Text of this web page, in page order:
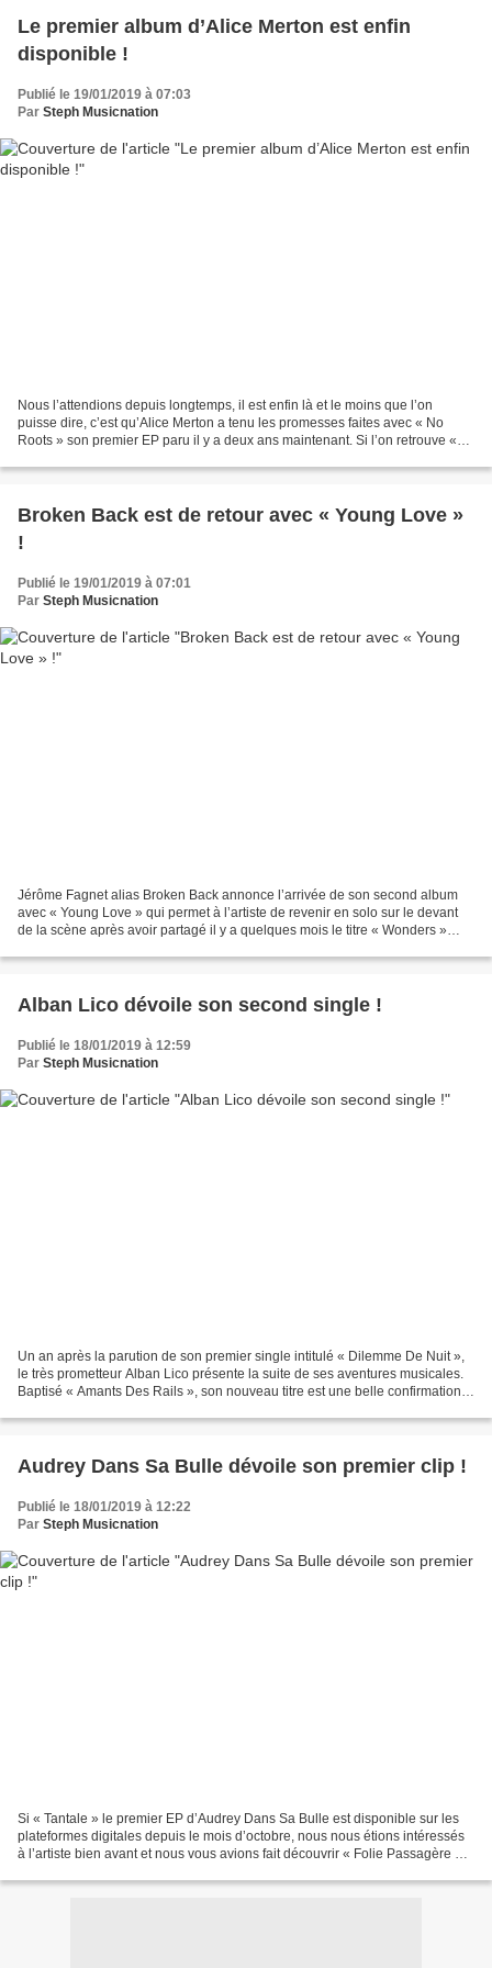
Le premier album d’Alice Merton est enfin
disponible !
Publié le 19/01/2019 à 07:03
Par Steph Musicnation
Nous l’attendions depuis longtemps, il est enfin là et le moins que l’on
puisse dire, c’est qu’Alice Merton a tenu les promesses faites avec « No
Roots » son premier EP paru il y a deux ans maintenant. Si l’on retrouve «
Broken Back est de retour avec « Young Love »
!
Publié le 19/01/2019 à 07:01
Par Steph Musicnation
Jérôme Fagnet alias Broken Back annonce l’arrivée de son second album
avec « Young Love » qui permet à l’artiste de revenir en solo sur le devant
de la scène après avoir partagé il y a quelques mois le titre « Wonders »
Alban Lico dévoile son second single !
Publié le 18/01/2019 à 12:59
Par Steph Musicnation
Un an après la parution de son premier single intitulé « Dilemme De Nuit »,
le très prometteur Alban Lico présente la suite de ses aventures musicales.
Baptisé « Amants Des Rails », son nouveau titre est une belle confirmation
Audrey Dans Sa Bulle dévoile son premier clip !
Publié le 18/01/2019 à 12:22
Par Steph Musicnation
Si « Tantale » le premier EP d’Audrey Dans Sa Bulle est disponible sur les
plateformes digitales depuis le mois d’octobre, nous nous étions intéressés
à l’artiste bien avant et nous vous avions fait découvrir « Folie Passagère »